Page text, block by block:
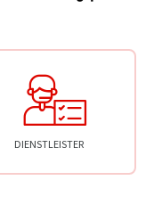
DIENSTLEISTER